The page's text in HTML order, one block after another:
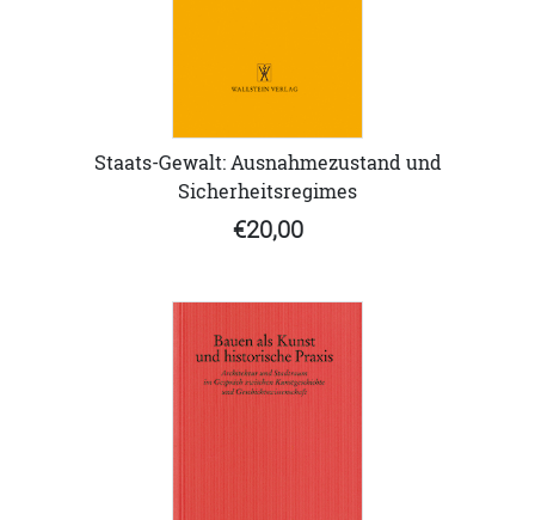
Staats-Gewalt: Ausnahmezustand und
Sicherheitsregimes
€20,00